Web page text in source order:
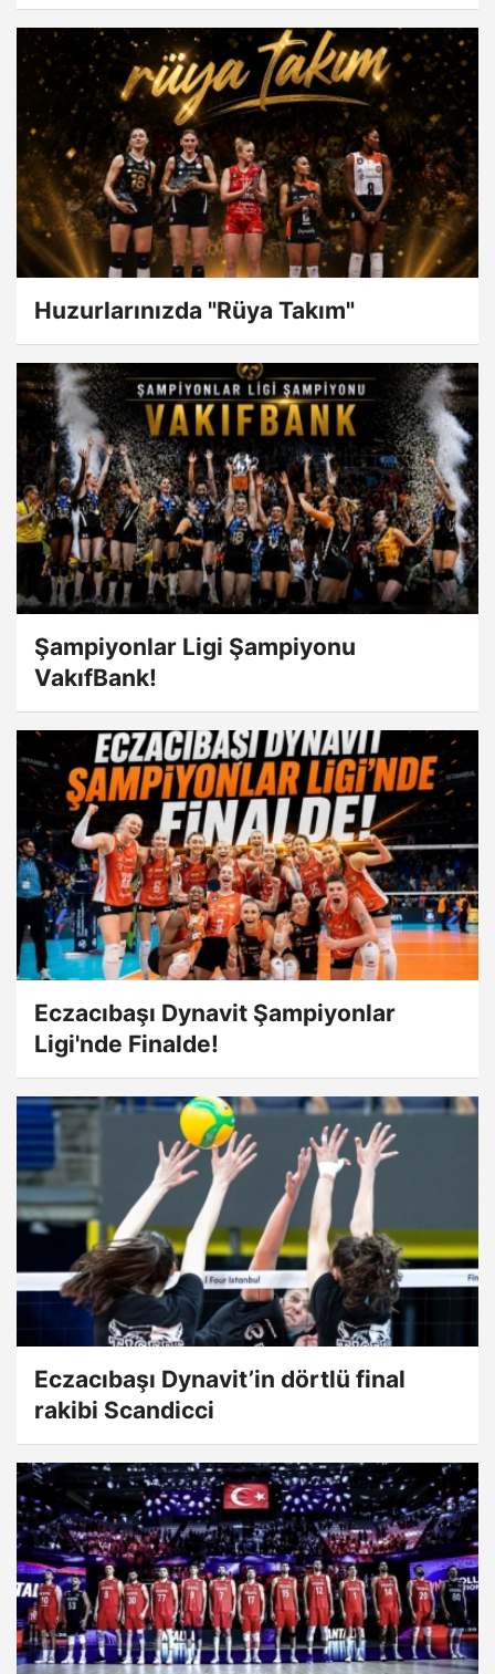
Huzurlarınızda "Rüya Takım"
Şampiyonlar Ligi Şampiyonu
VakıfBank!
Eczacıbaşı Dynavit Şampiyonlar
Ligi'nde Finalde!
Eczacıbaşı Dynavit’in dörtlü final
rakibi Scandicci